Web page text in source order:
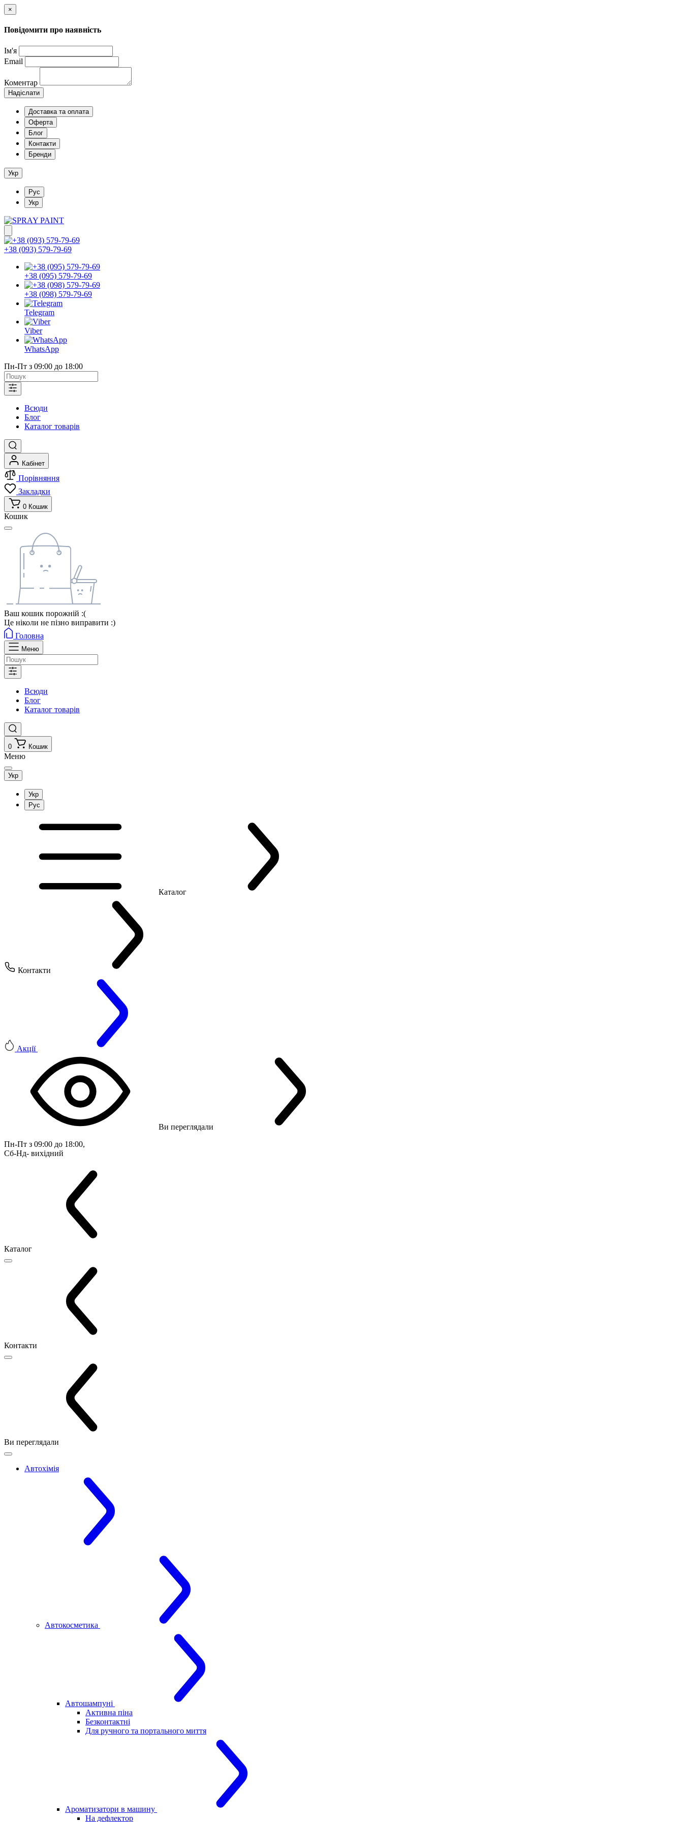
×
Повідомити про наявність
Ім'я
Email
Коментар
Надіслати
Доставка та оплата
Оферта
Блог
Контакти
Бренди
Укр
Рус
Укр
+38 (093) 579-79-69
+38 (095) 579-79-69
+38 (098) 579-79-69
Telegram
Viber
WhatsApp
Пн-Пт з 09:00 до 18:00
Всюди
Блог
Каталог товарів
Кабінет
Порівняння
Закладки
0 Кошик
Кошик
Ваш кошик порожній :(
Це ніколи не пізно виправити :)
Головна
Меню
Всюди
Блог
Каталог товарів
0 Кошик
Меню
Укр
Укр
Рус
Каталог
Контакти
Акції
Ви переглядали
Пн-Пт з 09:00 до 18:00,
Сб-Нд- вихідний
Каталог
Контакти
Ви переглядали
Автохімія
Автокосметика
Автошампуні
Активна піна
Безконтактні
Для ручного та портального миття
Ароматизатори в машину
На дефлектор